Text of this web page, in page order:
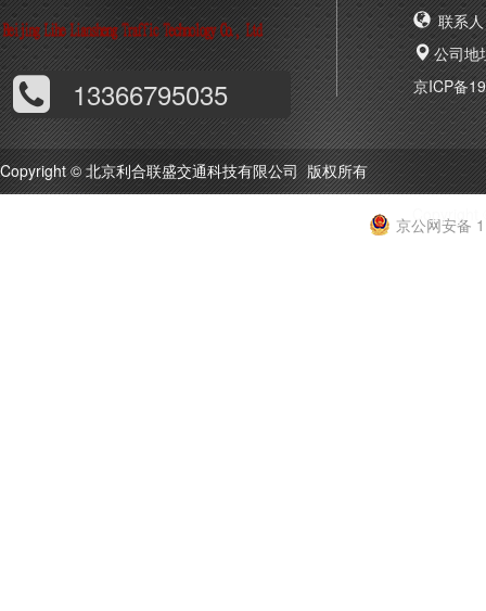
13366795035
联系人
公司地
京ICP备
Copyright © 北京利合联盛交通科技有限公司 版权所有
京公网安备